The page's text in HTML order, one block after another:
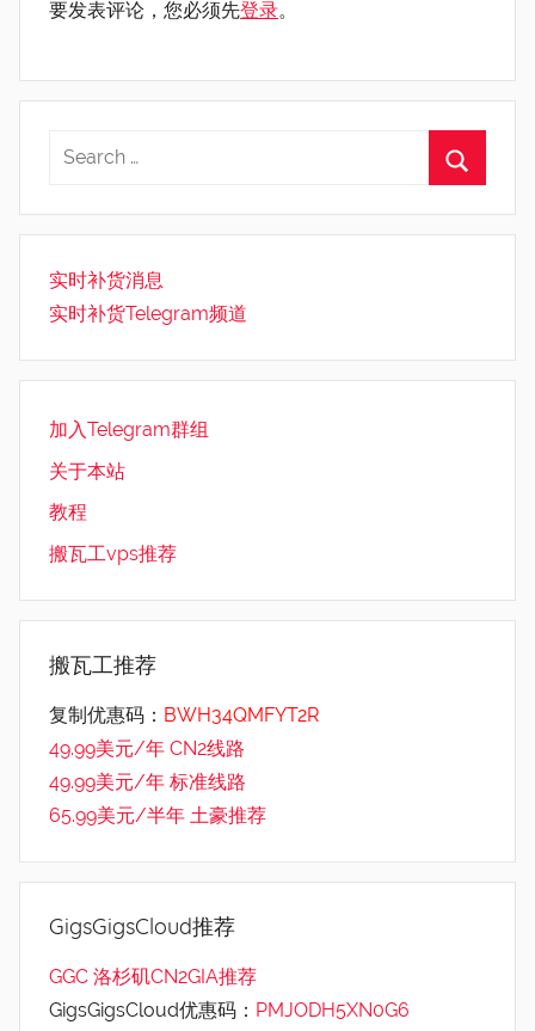
要发表评论，您必须先登录。
实时补货消息
实时补货Telegram频道
加入Telegram群组
关于本站
教程
搬瓦工vps推荐
搬瓦工推荐
复制优惠码： BWH34QMFYT2R
49.99美元/年 CN2线路
49.99美元/年 标准线路
65.99美元/半年 土豪推荐
GigsGigsCloud推荐
GGC 洛杉矶CN2GIA推荐
GigsGigsCloud优惠码： PMJODH5XN0G6